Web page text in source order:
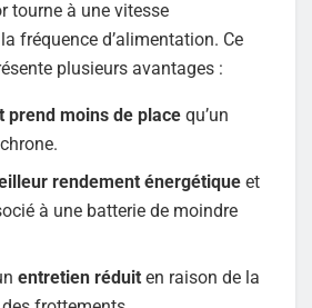
tourne à une vitesse
fréquence d’alimentation. Ce
plusieurs avantages :
prend moins de place qu’un
rendement énergétiqueet
à une batterie de moindre
entretien réduit en raison de la